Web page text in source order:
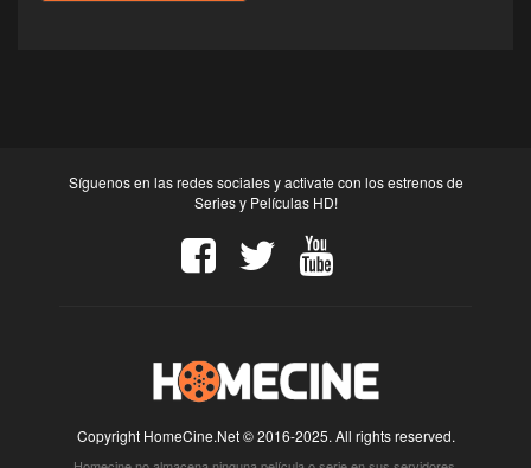
Síguenos en las redes sociales y activate con los estrenos de
Series y Películas HD!
Copyright HomeCine.Net © 2016-2025. All rights reserved.